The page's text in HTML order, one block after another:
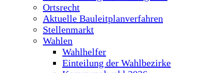
Ortsrecht
Aktuelle Bauleitplanverfahren
Stellenmarkt
Wahlen
Wahlhelfer
Einteilung der Wahlbezirke